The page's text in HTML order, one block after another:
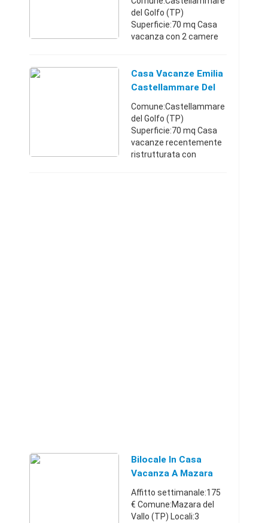
del Golfo (TP)
Superficie:70 mq Casa
vacanza con 2 camere
possibilità di aggiungere
lettino aggiuntivi a poch
Casa Vacanze Emilia
Castellammare Del
Golfo
Comune:Castellammare
del Golfo (TP)
Superficie:70 mq Casa
vacanze recentemente
ristrutturata con
Bilocale In Casa
Vacanza A Mazara
Del Vallo
Affitto settimanale:175
€ Comune:Mazara del
Vallo (TP) Locali:3